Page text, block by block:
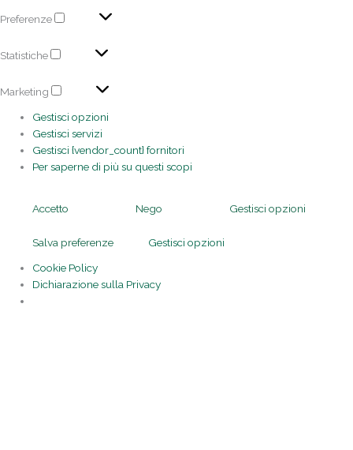
Preferenze
Statistiche
Marketing
Gestisci opzioni
Gestisci servizi
Gestisci {vendor_count} fornitori
Per saperne di più su questi scopi
Accetto Nego Gestisci opzioni
Salva preferenze
Gestisci opzioni
Cookie Policy
Dichiarazione sulla Privacy